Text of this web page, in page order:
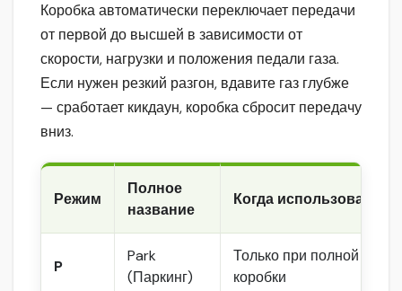
Коробка автоматически переключает передачи
от первой до высшей в зависимости от
скорости, нагрузки и положения педали газа.
Если нужен резкий разгон, вдавите газ глубже
— сработает кикдаун, коробка сбросит передачу
вниз.
Режим
Полное
название
Когда использовать
P
Park
(Паркинг)
Только при полной
коробки